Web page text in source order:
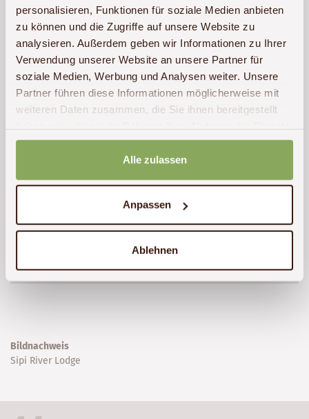
personalisieren, Funktionen für soziale Medien anbieten
zu können und die Zugriffe auf unsere Website zu
analysieren. Außerdem geben wir Informationen zu Ihrer
Verwendung unserer Website an unsere Partner für
soziale Medien, Werbung und Analysen weiter. Unsere
Partner führen diese Informationen möglicherweise mit
weiteren Daten zusammen, die Sie ihnen bereitgestellt
gesammelt haben.
Alle zulassen
Anpassen
Ablehnen
Unterkunft anfragen
Bewertung bei Tripadvisor
Bildnachweis
Sipi River Lodge